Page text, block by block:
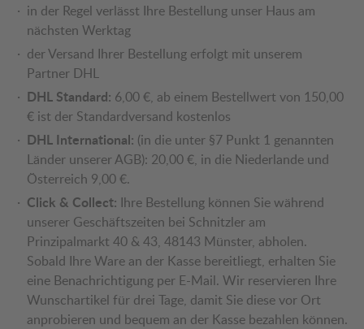
in der Regel verlässt Ihre Bestellung unser Haus am
nächsten Werktag
der Versand Ihrer Bestellung erfolgt mit unserem
Partner DHL
DHL Standard: 6,00 €, ab einem Bestellwert von 150,00
€ ist der Standardversand kostenlos
DHL International: (in die unter §7 Punkt 1 genannten
Länder unserer AGB): 20,00 €, in die Niederlande und
Österreich 9,00 €.
Click & Collect: Ihre Bestellung können Sie während
unserer Geschäftszeiten bei Schnitzler am
Prinzipalmarkt 40 & 43, 48143 Münster, abholen.
Sobald Ihre Ware an der Kasse bereitliegt, erhalten Sie
eine Benachrichtigung per E-Mail. Wir reservieren Ihre
Wunschartikel für drei Tage, damit Sie diese vor Ort
anprobieren und bequem an der Kasse bezahlen können.